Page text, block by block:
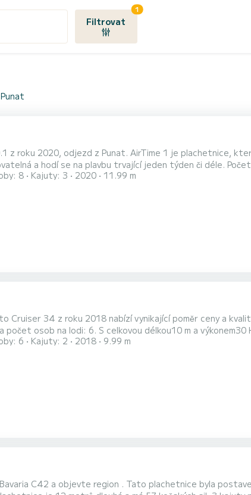
Filtrovat
1
z roku 2020, odjezd z Punat. AirTime 1 je plachetnice,
na plavbu trvající jeden týden či déle. Počet komfortních kajut: 3 a počet osob
HP bude tato loď vaším nejlepším společníkem na
8 Kajuty: 3 2020 11.99 m
Cruiser 34 z roku 2018 nabízí vynikající poměr ceny a
1 toaletou se sprchou. Konkrétně zahrnuje
6 Kajuty: 2 2018 9.99 m
C42 a objevte region . Tato plachetnice byla